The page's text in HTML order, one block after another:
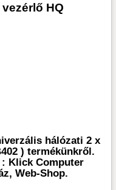
HQ
hálózati 2 x
) termékünkről.
Klick Computer
Web-Shop.